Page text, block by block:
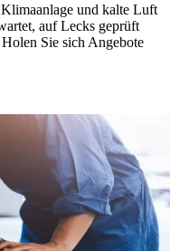
und kalte Luft
auf Lecks geprüft
Sie sich Angebote